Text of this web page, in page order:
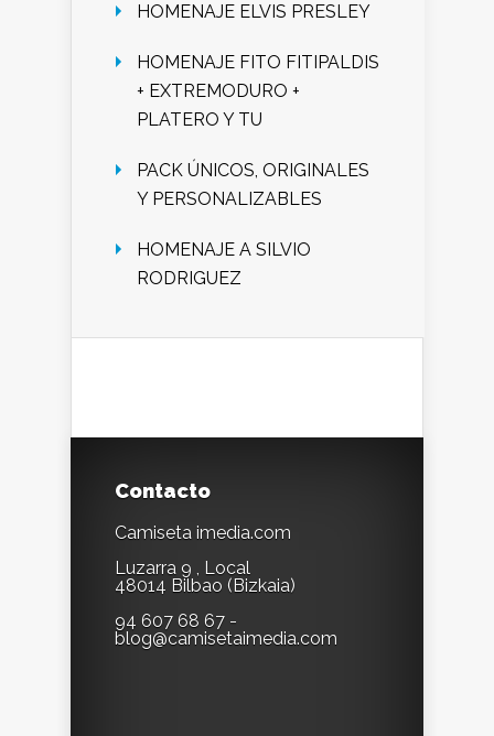
HOMENAJE ELVIS PRESLEY
HOMENAJE FITO FITIPALDIS
+ EXTREMODURO +
PLATERO Y TU
PACK ÚNICOS, ORIGINALES
Y PERSONALIZABLES
HOMENAJE A SILVIO
RODRIGUEZ
Contacto
Camiseta imedia.com
Luzarra 9 , Local
48014 Bilbao (Bizkaia)
94 607 68 67 -
blog@camisetaimedia.com